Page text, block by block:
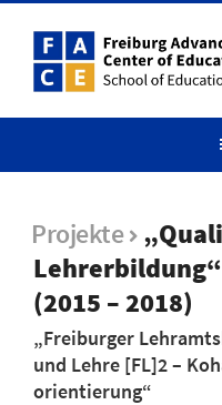
Projekte
(2015 – 2018)
„Freiburger
und Lehre [FL]2 –
orientierung“